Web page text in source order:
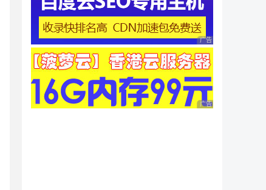
广告 商业广告，理性
广告 商业广告，理性